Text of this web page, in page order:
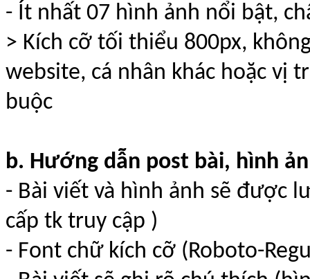
- Ít nhất 07 hình ảnh nổi bật,
> Kích cỡ tối thiểu 800px,
website, cá nhân khác hoặc vị
buộc
b. Hướng dẫn post bài, hình
- Bài viết và hình ảnh sẽ được
cấp tk truy cập )
- Font chữ kích cỡ (Roboto-